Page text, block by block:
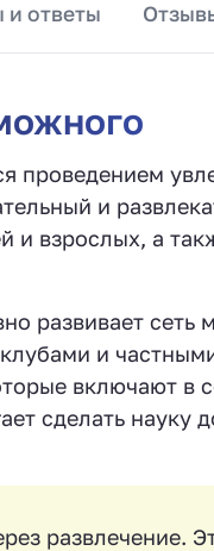
ответы
проведением
и
взрослых, а
развивает сеть
и
включают в
сделать науку
развлечение.